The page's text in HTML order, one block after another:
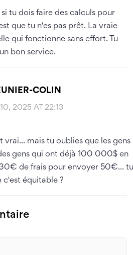
tu dois faire des calculs pour
que tu n'es pas prêt. La vraie
qui fonctionne sans effort. Tu
bon service.
COLIN
2025 AT 22:13
vrai... mais tu oublies que les gens
gens qui ont déjà 100 000$ en
de frais pour envoyer 50€... tu
c'est équitable ?